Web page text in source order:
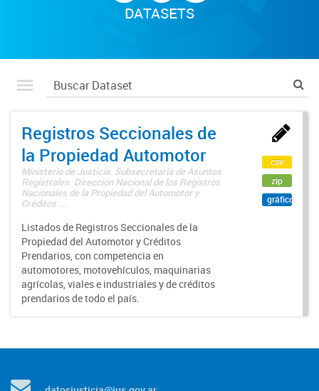
DATASETS
Registros Seccionales de
la Propiedad Automotor
Ministerio de Justicia. Subsecretaría de Asuntos
Registrales. Dirección Nacional de los Registros
Nacionales de la Propiedad del Automotor y
Créditos ...
Listados de Registros Seccionales de la
Propiedad del Automotor y Créditos
Prendarios, con competencia en
automotores, motovehículos, maquinarias
agrícolas, viales e industriales y de créditos
prendarios de todo el país.
csv
zip
gráfico